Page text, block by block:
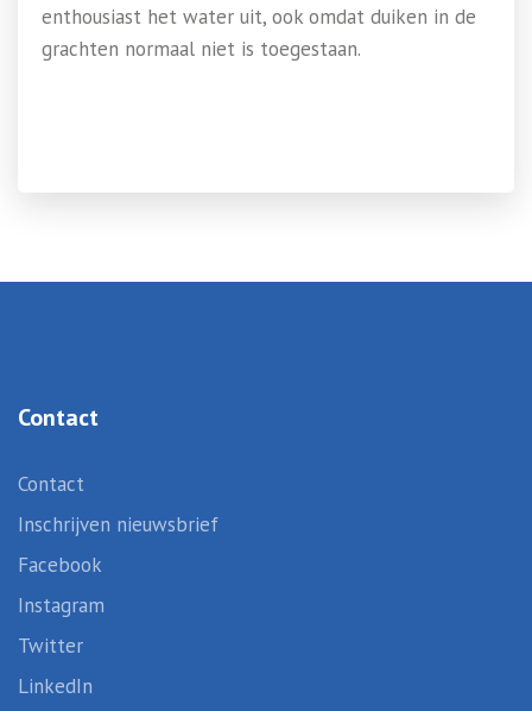
enthousiast het water uit, ook omdat duiken in de
grachten normaal niet is toegestaan.
Contact
Contact
Inschrijven nieuwsbrief
Facebook
Instagram
Twitter
LinkedIn